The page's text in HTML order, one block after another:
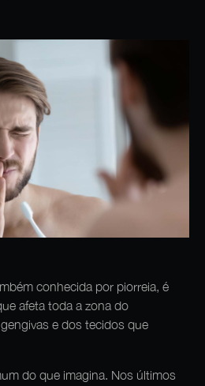
conhecida por piorreia, é
afeta toda a zona do
e dos tecidos que
do que imagina. Nos últimos